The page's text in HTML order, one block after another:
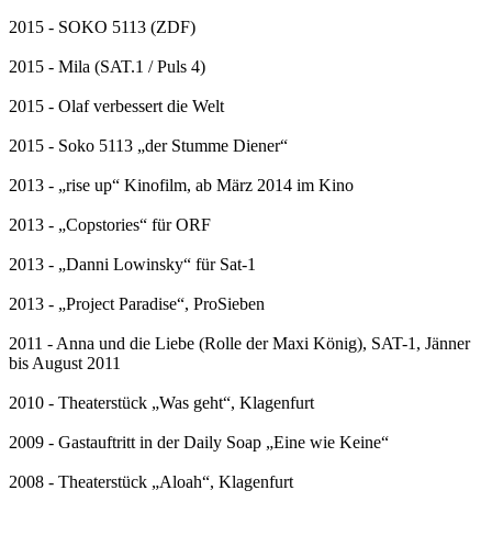
2015 - SOKO 5113 (ZDF)
2015 - Mila (SAT.1 / Puls 4)
2015 - Olaf verbessert die Welt
2015 - Soko 5113 „der Stumme Diener“
2013 - „rise up“ Kinofilm, ab März 2014 im Kino
2013 - „Copstories“ für ORF
2013 - „Danni Lowinsky“ für Sat-1
2013 - „Project Paradise“, ProSieben
2011 - Anna und die Liebe (Rolle der Maxi König), SAT-1, Jänner
bis August 2011
2010 - Theaterstück „Was geht“, Klagenfurt
2009 - Gastauftritt in der Daily Soap „Eine wie Keine“
2008 - Theaterstück „Aloah“, Klagenfurt